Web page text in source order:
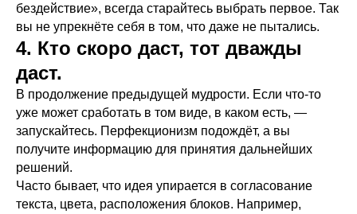
бездействие», всегда старайтесь выбрать первое. Так
вы не упрекнёте себя в том, что даже не пытались.
4. Кто скоро даст, тот дважды
даст.
В продолжение предыдущей мудрости. Если что-то
уже может сработать в том виде, в каком есть, —
запускайтесь. Перфекционизм подождёт, а вы
получите информацию для принятия дальнейших
решений.
Часто бывает, что идея упирается в согласование
текста, цвета, расположения блоков. Например,